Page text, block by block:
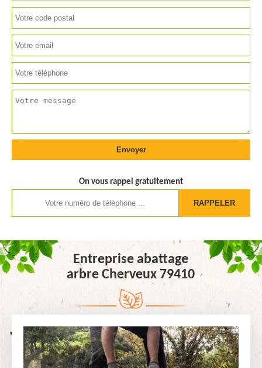
On vous rappel gratuitement
Entreprise abattage
arbre Cherveux 79410